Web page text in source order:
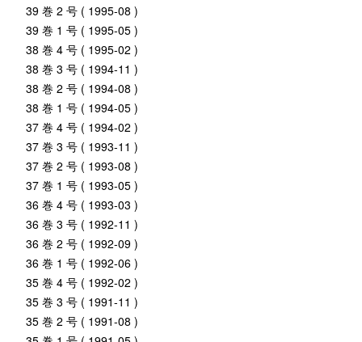
39 巻 2 号 ( 1995-08 )
39 巻 1 号 ( 1995-05 )
38 巻 4 号 ( 1995-02 )
38 巻 3 号 ( 1994-11 )
38 巻 2 号 ( 1994-08 )
38 巻 1 号 ( 1994-05 )
37 巻 4 号 ( 1994-02 )
37 巻 3 号 ( 1993-11 )
37 巻 2 号 ( 1993-08 )
37 巻 1 号 ( 1993-05 )
36 巻 4 号 ( 1993-03 )
36 巻 3 号 ( 1992-11 )
36 巻 2 号 ( 1992-09 )
36 巻 1 号 ( 1992-06 )
35 巻 4 号 ( 1992-02 )
35 巻 3 号 ( 1991-11 )
35 巻 2 号 ( 1991-08 )